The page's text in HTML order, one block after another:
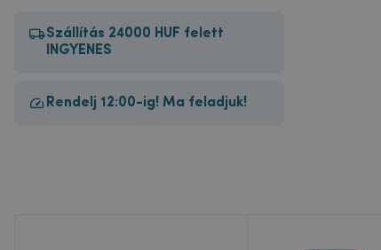
Szállítás 24000 HUF felett
INGYENES
Rendelj 12:00-ig! Ma feladjuk!